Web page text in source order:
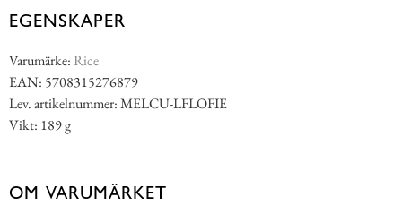
EGENSKAPER
Varumärke: Rice
EAN: 5708315276879
Lev. artikelnummer: MELCU-LFLOFIE
Vikt: 189 g
OM VARUMÄRKET